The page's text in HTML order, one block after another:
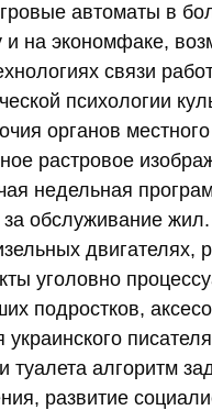
автоматы в
на экономфаке,
связи
психологии
органов
растровое
недельная
за обслуживание
двигателях,
уголовно
подростков,
алгоритм
развитие